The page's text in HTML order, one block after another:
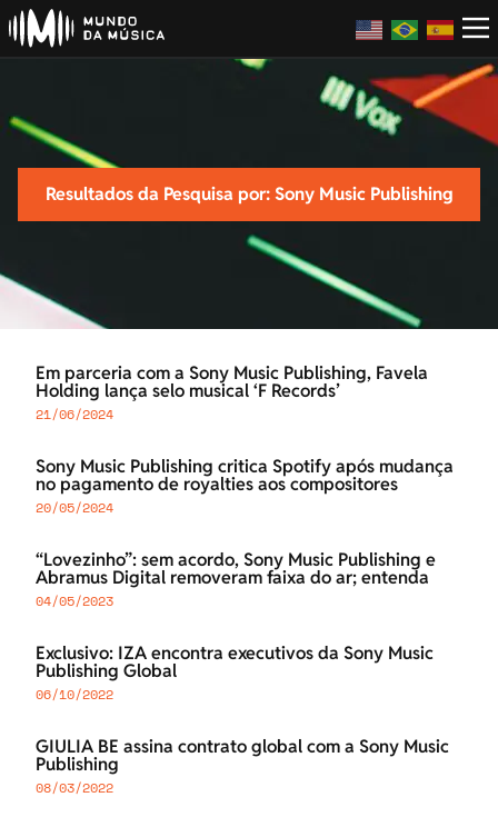
Resultados da Pesquisa por: Sony Music Publishing
Em parceria com a Sony Music Publishing, Favela
Holding lança selo musical ‘F Records’
21/06/2024
Sony Music Publishing critica Spotify após mudança
no pagamento de royalties aos compositores
20/05/2024
“Lovezinho”: sem acordo, Sony Music Publishing e
Abramus Digital removeram faixa do ar; entenda
04/05/2023
Exclusivo: IZA encontra executivos da Sony Music
Publishing Global
06/10/2022
GIULIA BE assina contrato global com a Sony Music
Publishing
08/03/2022